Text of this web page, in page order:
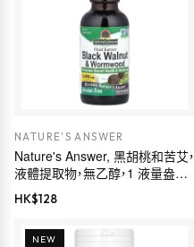
NATURE'S ANSWER
Nature's Answer, 黑胡桃和苦艾，
液體提取物，無乙醇，1 液量盎司
（30 毫升）
HK$128
NEW